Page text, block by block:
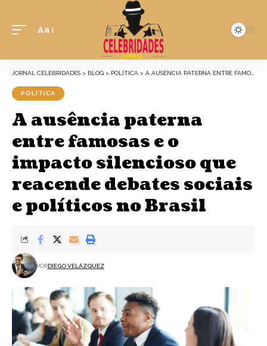
Aa
JORNAL CELEBRIDADES > BLOG > POLÍTICA > A AUSÊNCIA PATERNA ENTRE FAMOSAS E O IMPACTO SILENCIOSO QUE REACENDE DEBATES SOCIAIS E POLÍTICOS NO BRASIL
POLÍTICA
A ausência paterna
entre famosas e o
impacto silencioso que
reacende debates sociais
e políticos no Brasil
PORDIEGO VELÁZQUEZ